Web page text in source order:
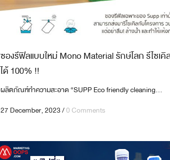
ซองรีฟิลแบบใหม่ Mono Material รักษ์โลก รีไซเคิ
ได้ 100% !!
ผลิตภัณฑ์ทำความสะอาด “SUPP Eco friendly cleaning...
27 December, 2023/0 Comments